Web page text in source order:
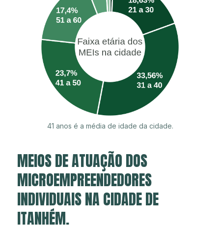
41 anos é a média de idade da cidade.
MEIOS DE ATUAÇÃO DOS
MICROEMPREENDEDORES
INDIVIDUAIS NA CIDADE DE
ITANHÉM.